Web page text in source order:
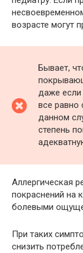
возрасте могут
Бывает,
даже если
все равно
данном
степень
Аллергическая
покраснений на
болевыми
При таких
снизить